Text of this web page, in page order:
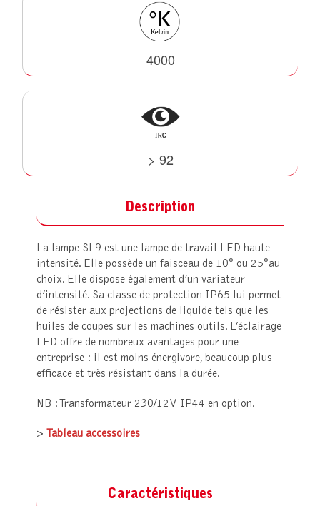
4000
> 92
Description
La lampe SL9 est une lampe de travail LED haute
intensité. Elle possède un faisceau de 10° ou 25°au
choix. Elle dispose également d’un variateur
d’intensité. Sa classe de protection IP65 lui permet
de résister aux projections de liquide tels que les
huiles de coupes sur les machines outils. L’éclairage
LED offre de nombreux avantages pour une
entreprise : il est moins énergivore, beaucoup plus
efficace et très résistant dans la durée.
NB : Transformateur 230/12V IP44 en option.
> Tableau accessoires
Caractéristiques